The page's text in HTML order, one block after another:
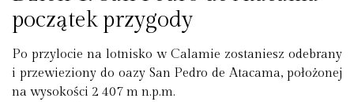
początek przygody
Po przylocie na lotnisko w Calamie zostaniesz odebrany
i przewieziony do oazy San Pedro de Atacama, położonej
na wysokości 2 407 m n.p.m.